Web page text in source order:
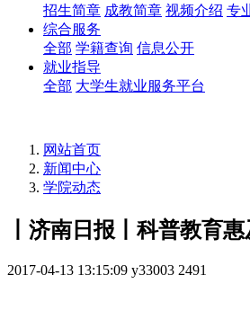
招生简章 成教简章 视频介绍 专
综合服务
全部 学籍查询 信息公开
就业指导
全部 大学生就业服务平台
网站首页
新闻中心
学院动态
丨济南日报丨科普教育
2017-04-13 13:15:09 y33003 2491